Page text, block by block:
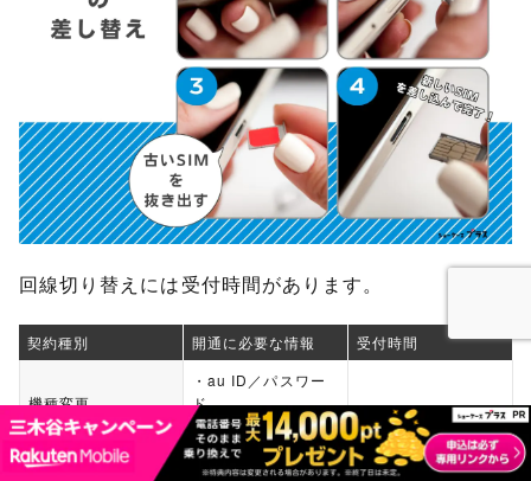
回線切り替えには受付時間があります。
契約種別 開通に必要な情報 受付時間
機種変更
・au ID／パスワー
ド
・携帯電話番号
7:00～23:50
25:00～26:50
（年中無休）
au／povo1.0から乗
・ご注文番号※